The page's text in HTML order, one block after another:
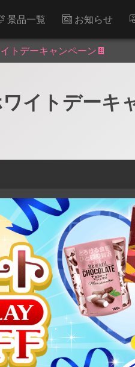
景品一覧 お知らせ
トデーキャンペーン🍫
イトデーキ